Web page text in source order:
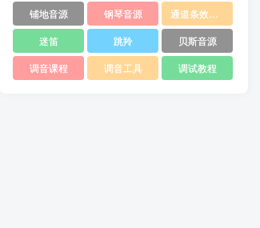
铺地音源
钢琴音源
通道条效果器
迷笛
跳羚
贝斯音源
调音课程
调音工具 调试教程